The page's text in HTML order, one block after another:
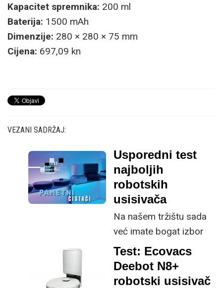
Kapacitet spremnika: 200 ml
Baterija: 1500 mAh
Dimenzije: 280 × 280 × 75 mm
Cijena: 697,09 kn
VEZANI SADRŽAJ:
Usporedni test
najboljih
robotskih
usisivača
Na našem tržištu sada
već imate bogat izbor
raznih robotskih
usisivača koji vam
mogu umanjiti poslove
Test: Ecovacs
Deebot N8+
robotski usisivač